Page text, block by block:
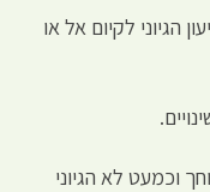
הגיוני לקיום אל או
וכמעט לא הגיוני